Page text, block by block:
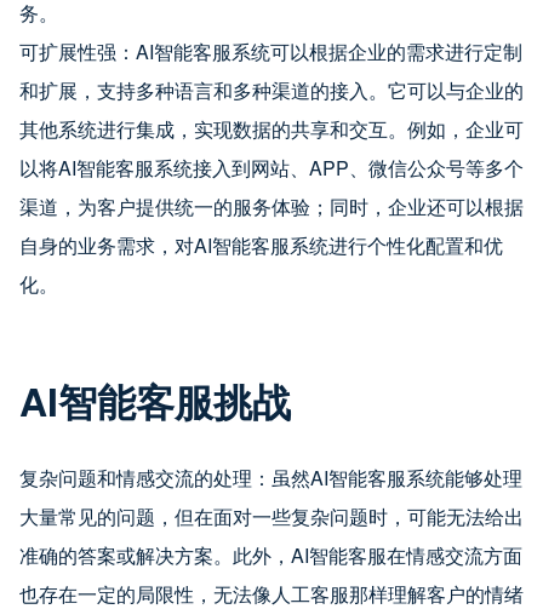
务。
可扩展性强：AI智能客服系统可以根据企业的需求进行定制
和扩展，支持多种语言和多种渠道的接入。它可以与企业的
其他系统进行集成，实现数据的共享和交互。例如，企业可
以将AI智能客服系统接入到网站、APP、微信公众号等多个
渠道，为客户提供统一的服务体验；同时，企业还可以根据
自身的业务需求，对AI智能客服系统进行个性化配置和优
化。
AI智能客服挑战
复杂问题和情感交流的处理：虽然AI智能客服系统能够处理
大量常见的问题，但在面对一些复杂问题时，可能无法给出
准确的答案或解决方案。此外，AI智能客服在情感交流方面
也存在一定的局限性，无法像人工客服那样理解客户的情绪